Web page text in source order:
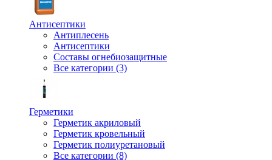
Антисептики
Антиплесень
Антисептики
Составы огнебиозащитные
Все категории (3)
Герметики
Герметик акриловый
Герметик кровельный
Герметик полиуретановый
Все категории (8)